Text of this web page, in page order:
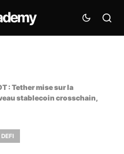
: Tether mise sur la
stablecoin crosschain,